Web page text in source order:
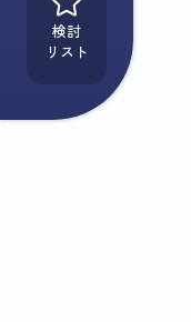
検討
リスト